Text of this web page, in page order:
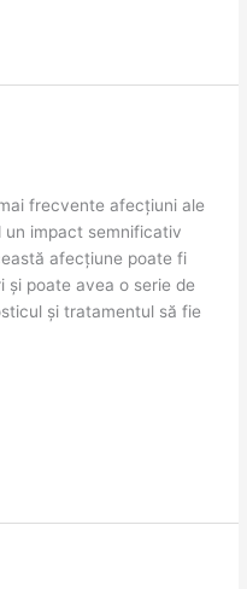
frecvente afecțiuni ale
impact semnificativ
afecțiune poate fi
poate avea o serie de
și tratamentul să fie